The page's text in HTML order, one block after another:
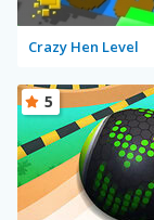
Crazy Hen Level
5